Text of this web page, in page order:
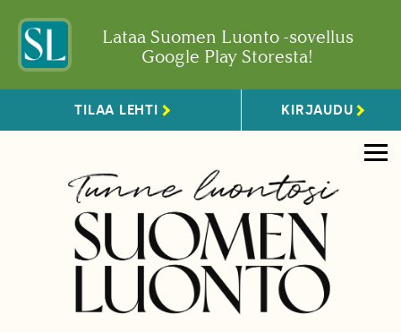
Lataa Suomen Luonto -sovellus
Google Play Storesta!
TILAA LEHTI KIRJAUDU